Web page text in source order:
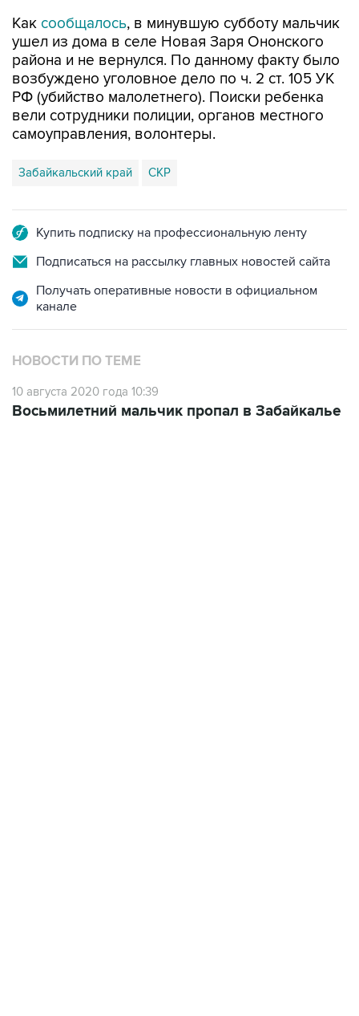
Как сообщалось, в минувшую субботу мальчик
ушел из дома в селе Новая Заря Ононского
района и не вернулся. По данному факту было
возбуждено уголовное дело по ч. 2 ст. 105 УК
РФ (убийство малолетнего). Поиски ребенка
вели сотрудники полиции, органов местного
самоуправления, волонтеры.
Забайкальский край СКР
Купить подписку на профессиональную ленту
Подписаться на рассылку главных новостей сайта
Получать оперативные новости в официальном
канале
НОВОСТИ ПО ТЕМЕ
10 августа 2020 года 10:39
Восьмилетний мальчик пропал в Забайкалье